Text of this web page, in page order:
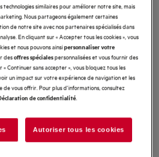
technologies similaires pour améliorer notre site, mais
Nous partageons également certaines
de notre site avec nos partenaires spécialisés dans
En cliquant sur « Accepter tous les cookies », vous
et nous pouvons ainsipersonnaliser votre
desoffres spécialespersonnalisées et vous fournir des
Continuer sans accepter », vous bloquez tous les
un impact sur votre expérience de navigation et les
de vous offrir. Pour plus d'informations, consultez
de confidentialité.
Autoriser tous les cookies